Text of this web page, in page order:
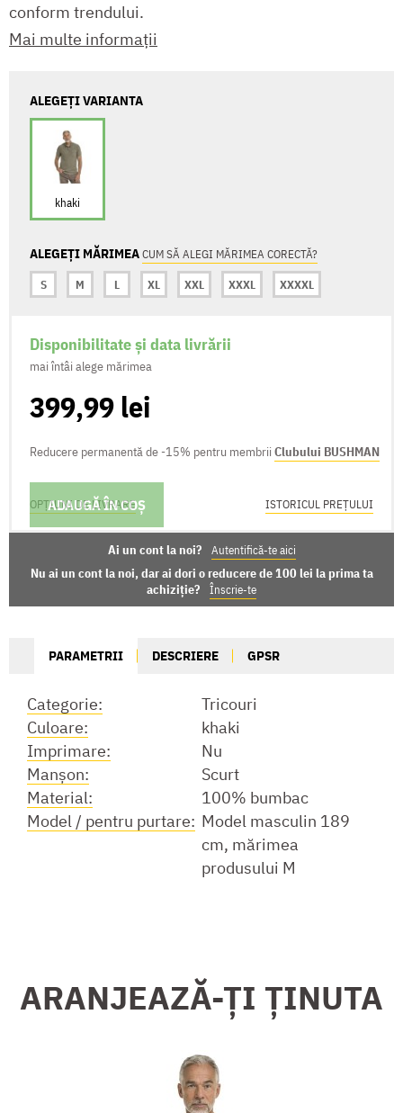
conform trendului.
Mai multe informații
ALEGEȚI VARIANTA
khaki
ALEGEȚI MĂRIMEACUM SĂ ALEGI MĂRIMEA CORECTĂ?
S
M L XL XXL XXXL XXXXL
Disponibilitate și data livrării
mai întâi alege mărimea
399,99 lei
Reducere permanentă de -15% pentru membrii Clubului BUSHMAN
ADAUGĂ ÎN COȘ
OPȚIUNI DE LIVRARE ISTORICUL PREȚULUI
Ai un cont la noi? Autentifică-te aici
Nu ai un cont la noi, dar ai dori o reducere de 100 lei la prima ta
achiziție?
Înscrie-te
PARAMETRII DESCRIERE GPSR
Categorie:
Tricouri
Culoare:
khaki
Imprimare:
Nu
Manşon:
Scurt
Material:
100% bumbac
Model / pentru purtare: Model masculin 189
cm, mărimea
produsului M
ARANJEAZĂ-ȚI ȚINUTA